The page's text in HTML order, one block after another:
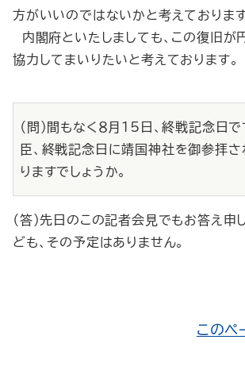
方がいいのではないかと考えております
内閣府といたしましても、この復旧が
協力してまいりたいと考えております。
（問）間もなく８月15日、終戦記念日
臣、終戦記念日に靖国神社を御参拝
りますでしょうか。
（答）先日のこの記者会見でもお答え申
ども、その予定はありません。
このペ